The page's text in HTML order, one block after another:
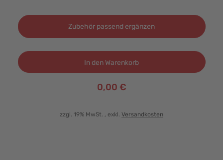
Zubehör passend ergänzen
In den Warenkorb
0,00 €
zzgl. 19% MwSt. , exkl. Versandkosten